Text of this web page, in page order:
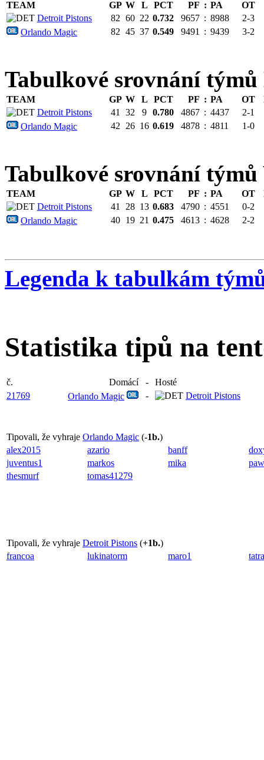
TEAM GP W L PCT PF : PA OT
Detroit Pistons
82 60 22 0.732 9657 : 8988
2-3
Orlando Magic
82 45 37 0.549 9491 : 9439 3-2
Tabulkové srovnání
TEAM GP W L PCT PF : PA OT
Detroit Pistons
41 32 9 0.780 4867 : 4437
2-1
Orlando Magic
42 26 16 0.619 4878 : 4811 1-0
Tabulkové srovnání
TEAM GP W L PCT PF : PA OT
Detroit Pistons
41 28 13 0.683 4790 : 4551
0-2
Orlando Magic
40 19 21 0.475 4613 : 4628 2-2
Legenda k tabulkám
Statistika tipů na
č. Domácí -
Hosté
21769
Orlando Magic - Detroit Pistons
Tipovali, že vyhraje Orlando Magic (-1b.)
alex2015
azario banff
juventus1
markos mika
thesmurf
tomas41279
Tipovali, že vyhraje Detroit Pistons (+1b.)
francoa
lukinatorm maro1